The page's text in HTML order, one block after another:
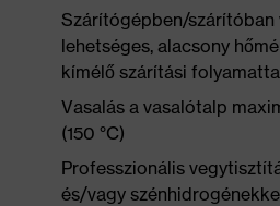
Szárítógépben/szárítóban
lehetséges, alacsony
kímélő szárítási
Vasalás a vasalótalp
(150 °C)
Professzionális
és/vagy